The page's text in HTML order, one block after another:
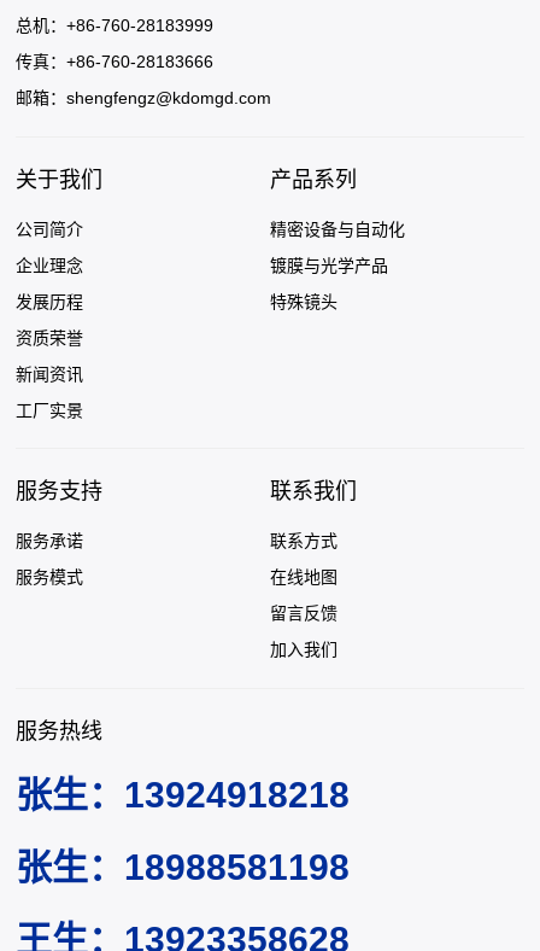
总机：+86-760-28183999
传真：+86-760-28183666
邮箱：shengfengz@kdomgd.com
关于我们
公司简介
企业理念
发展历程
资质荣誉
新闻资讯
工厂实景
产品系列
精密设备与自动化
镀膜与光学产品
特殊镜头
服务支持
服务承诺
服务模式
联系我们
联系方式
在线地图
留言反馈
加入我们
服务热线
张生：13924918218
张生：18988581198
王生：13923358628